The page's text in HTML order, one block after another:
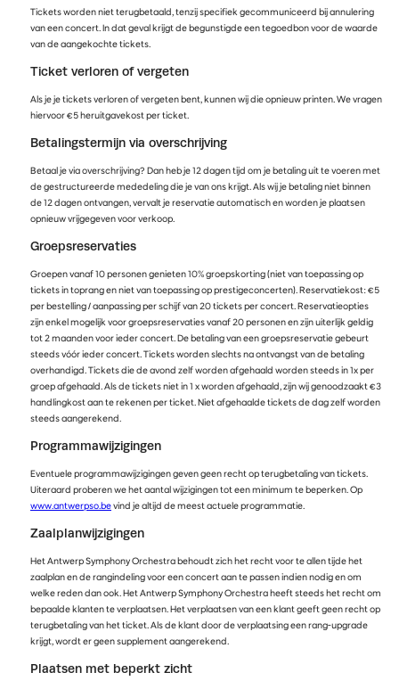
Tickets worden niet terugbetaald, tenzij specifiek gecommuniceerd bij annulering
van een concert. In dat geval krijgt de begunstigde een tegoedbon voor de waarde
van de aangekochte tickets.
Ticket verloren of vergeten
Als je je tickets verloren of vergeten bent, kunnen wij die opnieuw printen. We vragen
hiervoor €5 heruitgavekost per ticket.
Betalingstermijn via overschrijving
Betaal je via overschrijving? Dan heb je 12 dagen tijd om je betaling uit te voeren met
de gestructureerde mededeling die je van ons krijgt. Als wij je betaling niet binnen
de 12 dagen ontvangen, vervalt je reservatie automatisch en worden je plaatsen
opnieuw vrijgegeven voor verkoop.
Groepsreservaties
Groepen vanaf 10 personen genieten 10% groepskorting (niet van toepassing op
tickets in toprang en niet van toepassing op prestigeconcerten). Reservatiekost: €5
per bestelling / aanpassing per schijf van 20 tickets per concert. Reservatieopties
zijn enkel mogelijk voor groepsreservaties vanaf 20 personen en zijn uiterlijk geldig
tot 2 maanden voor ieder concert. De betaling van een groepsreservatie gebeurt
steeds vóór ieder concert. Tickets worden slechts na ontvangst van de betaling
overhandigd. Tickets die de avond zelf worden afgehaald worden steeds in 1x per
groep afgehaald. Als de tickets niet in 1 x worden afgehaald, zijn wij genoodzaakt €3
handlingkost aan te rekenen per ticket. Niet afgehaalde tickets de dag zelf worden
steeds aangerekend.
Programmawijzigingen
Eventuele programmawijzigingen geven geen recht op terugbetaling van tickets.
Uiteraard proberen we het aantal wijzigingen tot een minimum te beperken. Op
www.antwerpso.bevind je altijd de meest actuele programmatie.
Zaalplanwijzigingen
Het Antwerp Symphony Orchestra behoudt zich het recht voor te allen tijde het
zaalplan en de rangindeling voor een concert aan te passen indien nodig en om
welke reden dan ook. Het Antwerp Symphony Orchestra heeft steeds het recht om
bepaalde klanten te verplaatsen. Het verplaatsen van een klant geeft geen recht op
terugbetaling van het ticket. Als de klant door de verplaatsing een rang-upgrade
krijgt, wordt er geen supplement aangerekend.
Plaatsen met beperkt zicht